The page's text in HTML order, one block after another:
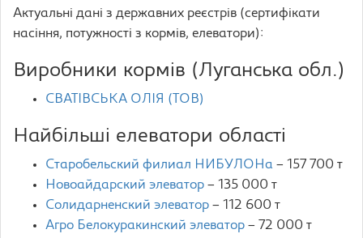
Актуальні дані з державних реєстрів (сертифікати
насіння, потужності з кормів, елеватори):
Виробники кормів (Луганська обл.)
СВАТІВСЬКА ОЛІЯ (ТОВ)
Найбільші елеватори області
Старобельский филиал НИБУЛОНа – 157 700 т
Новоайдарский элеватор – 135 000 т
Солидарненский элеватор – 112 600 т
Агро Белокуракинский элеватор – 72 000 т